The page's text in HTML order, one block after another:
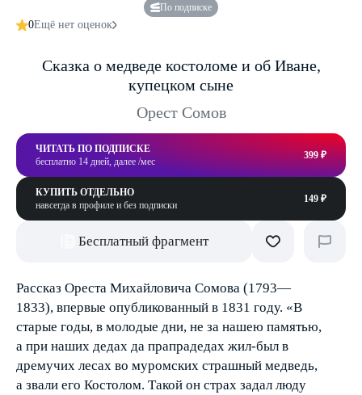
По подписке
0Ещё нет оценок
Сказка о медведе костоломе и об Иване,
купецком сыне
Орест Сомов
ЧИТАТЬ ПО ПОДПИСКЕ
бесплатно 14 дней, далее /мес
399 ₽
КУПИТЬ ОТДЕЛЬНО
навсегда в профиле и без подписки
149 ₽
Бесплатный фрагмент
Рассказ Ореста Михайловича Сомова (1793—
1833), впервые опубликованный в 1831 году. «В
старые годы, в молодые дни, не за нашею памятью,
а при наших дедах да прапрадедах жил-был в
дремучих лесах во муромских страшный медведь,
а звали его Костолом. Такой он страх задал люду